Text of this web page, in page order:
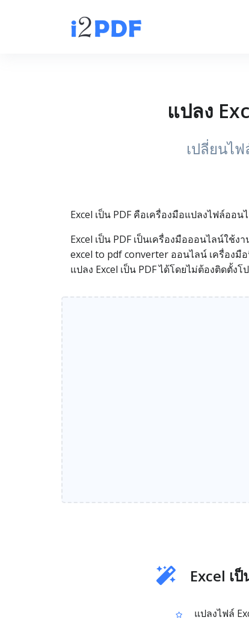
แปลง
เปลี่ยนไฟ
Excel เป็น PDF คือเครื่องมือแปลงไฟล์ออ
Excel เป็น PDF เป็นเครื่องมือออนไลน์ใช้
excel to pdf converter ออนไลน์ เครื่อง
แปลง Excel เป็น PDF ได้โดยไม่ต้องติดตั้
Excel เ
แปลงไฟล์